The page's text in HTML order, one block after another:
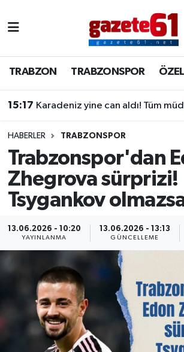
TRABZON TRABZONSPOR
15:17 Karadeniz yine can aldı! Tüm müdahalelere
HABERLER TRABZONSPOR
Trabzonspor'dan
Zhegrova sürprizi!
Tsygankov
13.06.2026 - 10:20
YAYINLANMA
13.06.2026 - 13:13
GÜNCELLEME
TRABZONSPOR
ÖZEL HABER
KAYNAR KAZAN
SİYASET
GÜNDEM
Trabzon Nöbetçi Eczaneler
Trabzon Hava Durumu
Trabzon Namaz Vakitleri
Trabzon Trafik Yoğunluk Haritası
Süper Lig Puan Durumu ve
Tüm Manşetler
Son Dakika Haberleri
Haber Arşivi